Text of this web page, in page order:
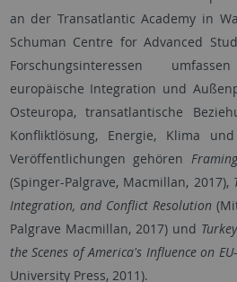
an der Transatlantic Academy in
Schuman Centre for Advanced
Forschungsinteressen
europäische Integration und
Osteuropa, transatlantische
Konfliktlösung, Energie, Klima
Veröffentlichungen gehören
(Spinger-Palgrave, Macmillan, 2017),
Integration, and Conflict Resolution
Palgrave Macmillan, 2017) und
the Scenes of America's Influence on
University Press, 2011).